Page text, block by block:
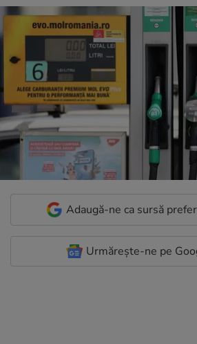
Adaugă-ne ca sursă
Urmărește-ne pe